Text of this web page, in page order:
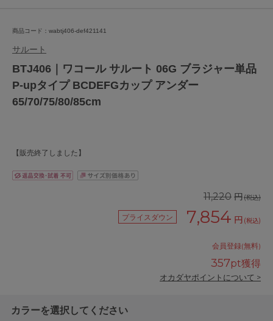
商品コード：wabtj406-def421141
サルート
BTJ406｜ワコール サルート 06G ブラジャー単品
P-upタイプ BCDEFGカップ アンダー
65/70/75/80/85cm
【販売終了しました】
11,220 円(税込)
プライスダウン 7,854 円 (税込)
会員登録(無料)
357pt獲得
オカダヤポイントについて >
カラーを選択してください